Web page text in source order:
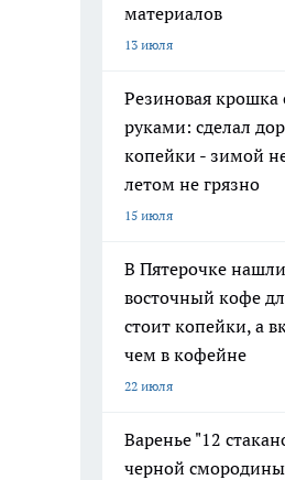
материалов
13 июля
Резиновая крошка
руками: сделал
копейки - зимой
летом не грязно
15 июля
В Пятерочке
восточный кофе
стоит копейки, а
чем в кофейне
22 июля
Варенье "12
черной